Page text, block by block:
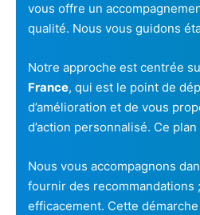
vous offre un
qualité. Nous vous guidons
Notre approche est centrée
France, qui est le point de
d’amélioration et de vous
d’action personnalisé. Ce
Nous vous accompagnons
fournir des
efficacement. Cette